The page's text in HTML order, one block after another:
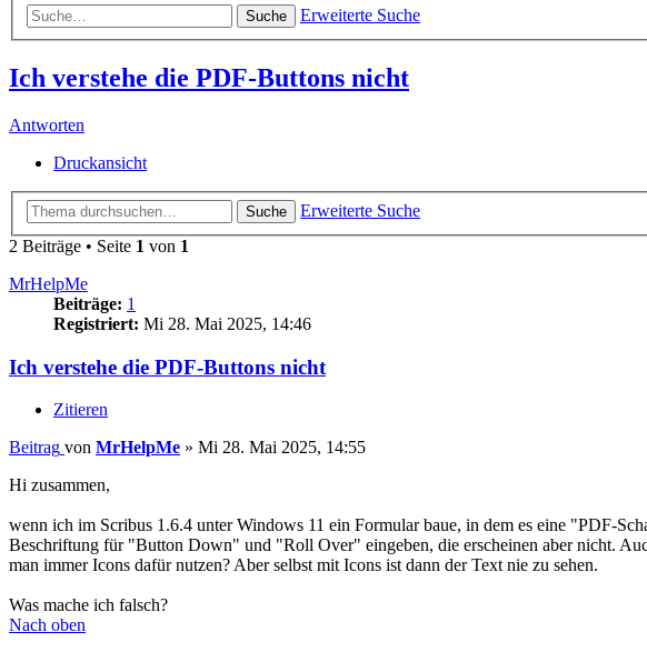
Suche Erweiterte Suche
Ich verstehe die PDF-Buttons nicht
Antworten
Druckansicht
Suche
Erweiterte Suche
2 Beiträge • Seite 1 von 1
MrHelpMe
Beiträge: 1
Registriert: Mi 28. Mai 2025, 14:46
Ich verstehe die PDF-Buttons nicht
Zitieren
Beitrag von MrHelpMe » Mi 28. Mai 2025, 14:55
Hi zusammen,
wenn ich im Scribus 1.6.4 unter Windows 11 ein Formular baue, in dem es eine "PDF-
Beschriftung für "Button Down" und "Roll Over" eingeben, die erscheinen aber nicht.
man immer Icons dafür nutzen? Aber selbst mit Icons ist dann der Text nie zu sehen.
Was mache ich falsch?
Nach oben